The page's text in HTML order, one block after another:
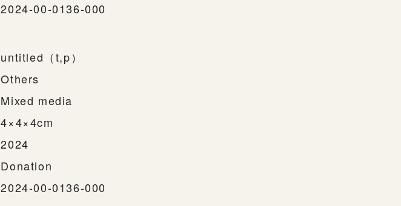
2024-00-0136-000
untitled（t,p）
Others
Mixed media
4×4×4cm
2024
Donation
2024-00-0136-000